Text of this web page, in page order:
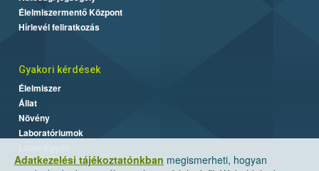
Adatkezelési tájékoztatónkban megismerheti, hogyan
Élelmiszermentő Központ
Hírlevél feliratkozás
Gyakori kérdések
Élelmiszer
Állat
Növény
Laboratóriumok